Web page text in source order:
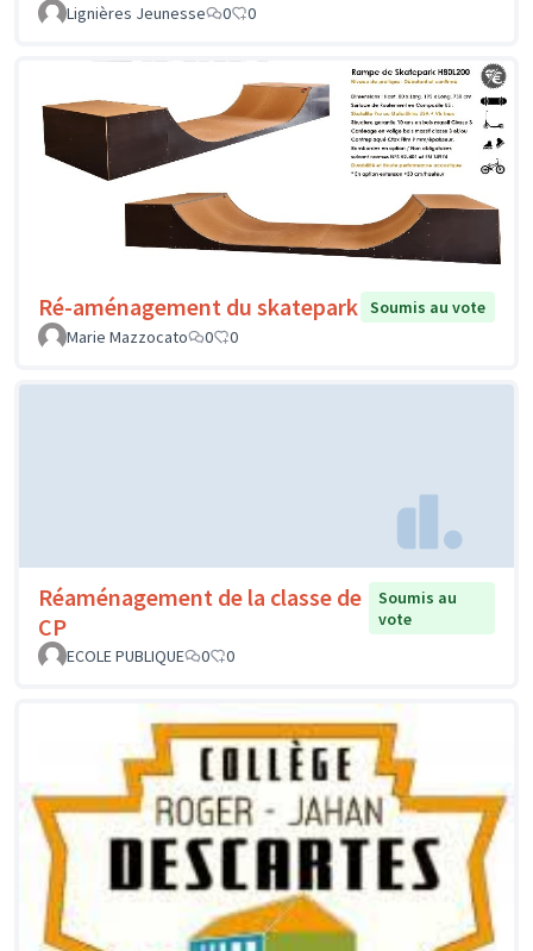
Lignières Jeunesse
0 0
Ré-aménagement du skatepark Soumis au vote
Marie Mazzocato
0 0
Réaménagement de la classe de
CP
Soumis au
vote
ECOLE PUBLIQUE
0 0